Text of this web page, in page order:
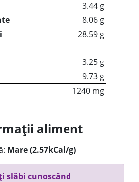
3.44 g
8.06 g
28.59 g
3.25 g
9.73 g
1240 mg
aliment
Mare (2.57kCal/g)
slăbi cunoscând